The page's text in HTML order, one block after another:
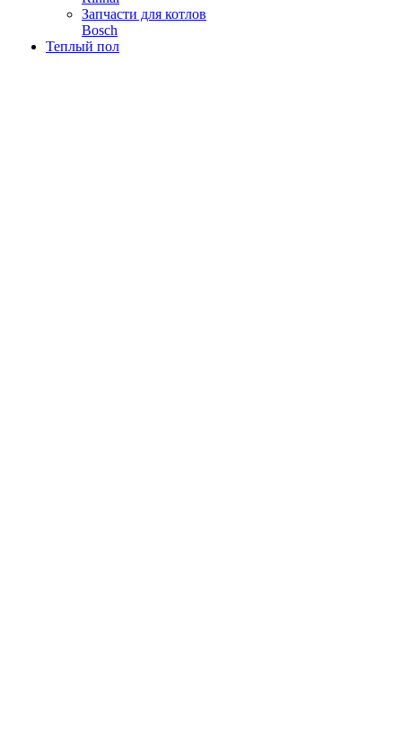
Запчасти для котлов
Bosch
Теплый пол